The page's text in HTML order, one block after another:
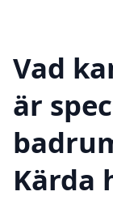
Vad
är
Kärda